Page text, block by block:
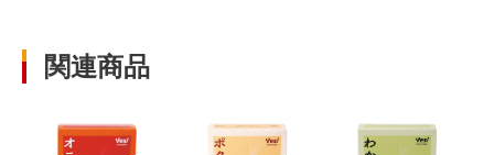
関連商品